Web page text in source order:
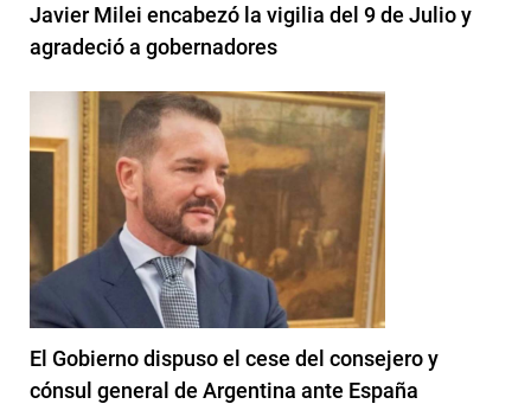
Javier Milei encabezó la vigilia del 9 de Julio y
agradeció a gobernadores
El Gobierno dispuso el cese del consejero y
cónsul general de Argentina ante España